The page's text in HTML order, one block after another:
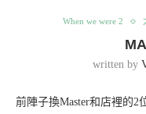
When we were 2
written by
前陣子換Master和店裡的2